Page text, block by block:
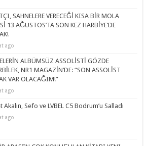
SAHNELERE VERECEĞİ KISA BİR MOLA
13 AĞUSTOS’TA SON KEZ HARBİYE’DE
ago
ALBÜMSÜZ ASSOLİSTİ GÖZDE
NR1 MAGAZİN’DE: “SON ASSOLİST
VAR OLACAĞIM!”
ago
Akalın, Sefo ve LVBEL C5 Bodrum’u Salladı
ago